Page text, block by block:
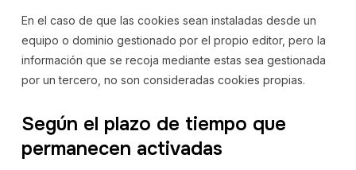
En el caso de que las cookies sean instaladas desde un
equipo o dominio gestionado por el propio editor, pero la
información que se recoja mediante estas sea gestionada
por un tercero, no son consideradas cookies propias.
Según el plazo de tiempo que
permanecen activadas